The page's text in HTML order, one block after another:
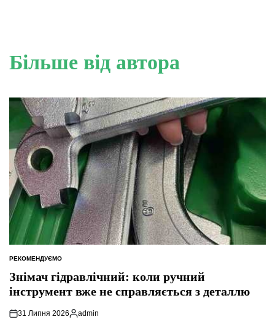
Більше від автора
ОПУБЛІКУВАТИ
РЕКОМЕНДУЄМО
Знімач гідравлічний: коли ручний
інструмент вже не справляється з деталлю
31 Липня 2026
Опубліковано
admin